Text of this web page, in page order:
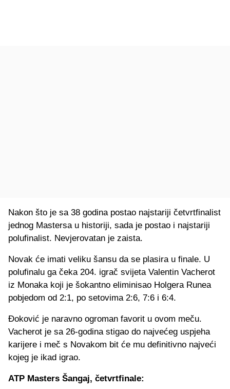
Nakon što je sa 38 godina postao najstariji četvrtfinalist
jednog Mastersa u historiji, sada je postao i najstariji
polufinalist. Nevjerovatan je zaista.
Novak će imati veliku šansu da se plasira u finale. U
polufinalu ga čeka 204. igrač svijeta Valentin Vacherot
iz Monaka koji je šokantno eliminisao Holgera Runea
pobjedom od 2:1, po setovima 2:6, 7:6 i 6:4.
Đoković je naravno ogroman favorit u ovom meču.
Vacherot je sa 26-godina stigao do najvećeg uspjeha
karijere i meč s Novakom bit će mu definitivno najveći
kojeg je ikad igrao.
ATP Masters Šangaj, četvrtfinale: